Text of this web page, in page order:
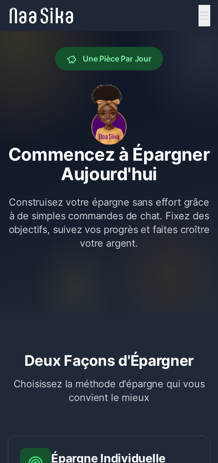
Une Pièce Par Jour
Commencez à Épargner
Aujourd'hui
Construisez votre épargne sans effort grâce
à de simples commandes de chat. Fixez des
objectifs, suivez vos progrès et faites croître
votre argent.
Deux Façons d'Épargner
Choisissez la méthode d'épargne qui vous
convient le mieux
Épargne Individuelle